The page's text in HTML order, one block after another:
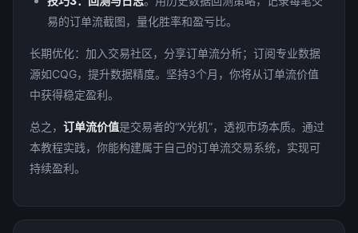
易的订单流截图，量化胜率和盈亏比。
长期优化：加入交易社区，分享订单流分析；订阅专业数据
源如CQG，提升数据精度。坚持3个月，你将从订单流价值
中获得稳定盈利。
总之， 订单流价值是交易者的“X光机”，透视市场本质。通过
本教程实践，你能构建属于自己的订单流交易系统，实现可
持续盈利。